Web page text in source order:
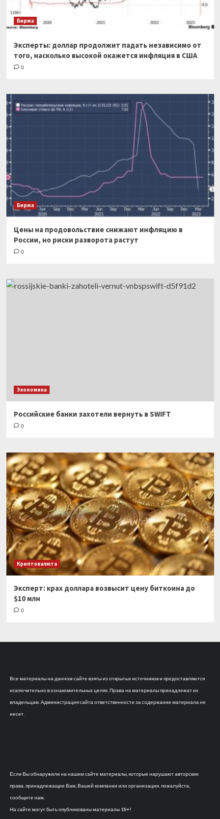
Биржа
Эксперты: доллар продолжит падать независимо от
того, насколько высокой окажется инфляция в США
0
Биржа
Цены на продовольствие снижают инфляцию в
России, но риски разворота растут
0
Экономика
Российские банки захотели вернуть в SWIFT
0
Криптовалюта
Эксперт: крах доллара возвысит цену биткоина до
$10 млн
0
Все материалы на данном сайте взяты из открытых источников и предоставляются
исключительно в ознакомительных целях. Права на материалы принадлежат их
владельцам. Администрация сайта ответственности за содержание материала не
несет.
Если Вы обнаружили на нашем сайте материалы, которые нарушают авторские
права, принадлежащие Вам, Вашей компании или организации, пожалуйста,
сообщите нам.
На сайте могут быть опубликованы материалы 18+!